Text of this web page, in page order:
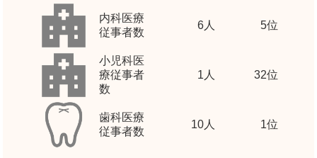
内科医療
従事者数
6人 5位
小児科医
療従事者
数
1 人 32位
歯科医療
従事者数
10人 1位